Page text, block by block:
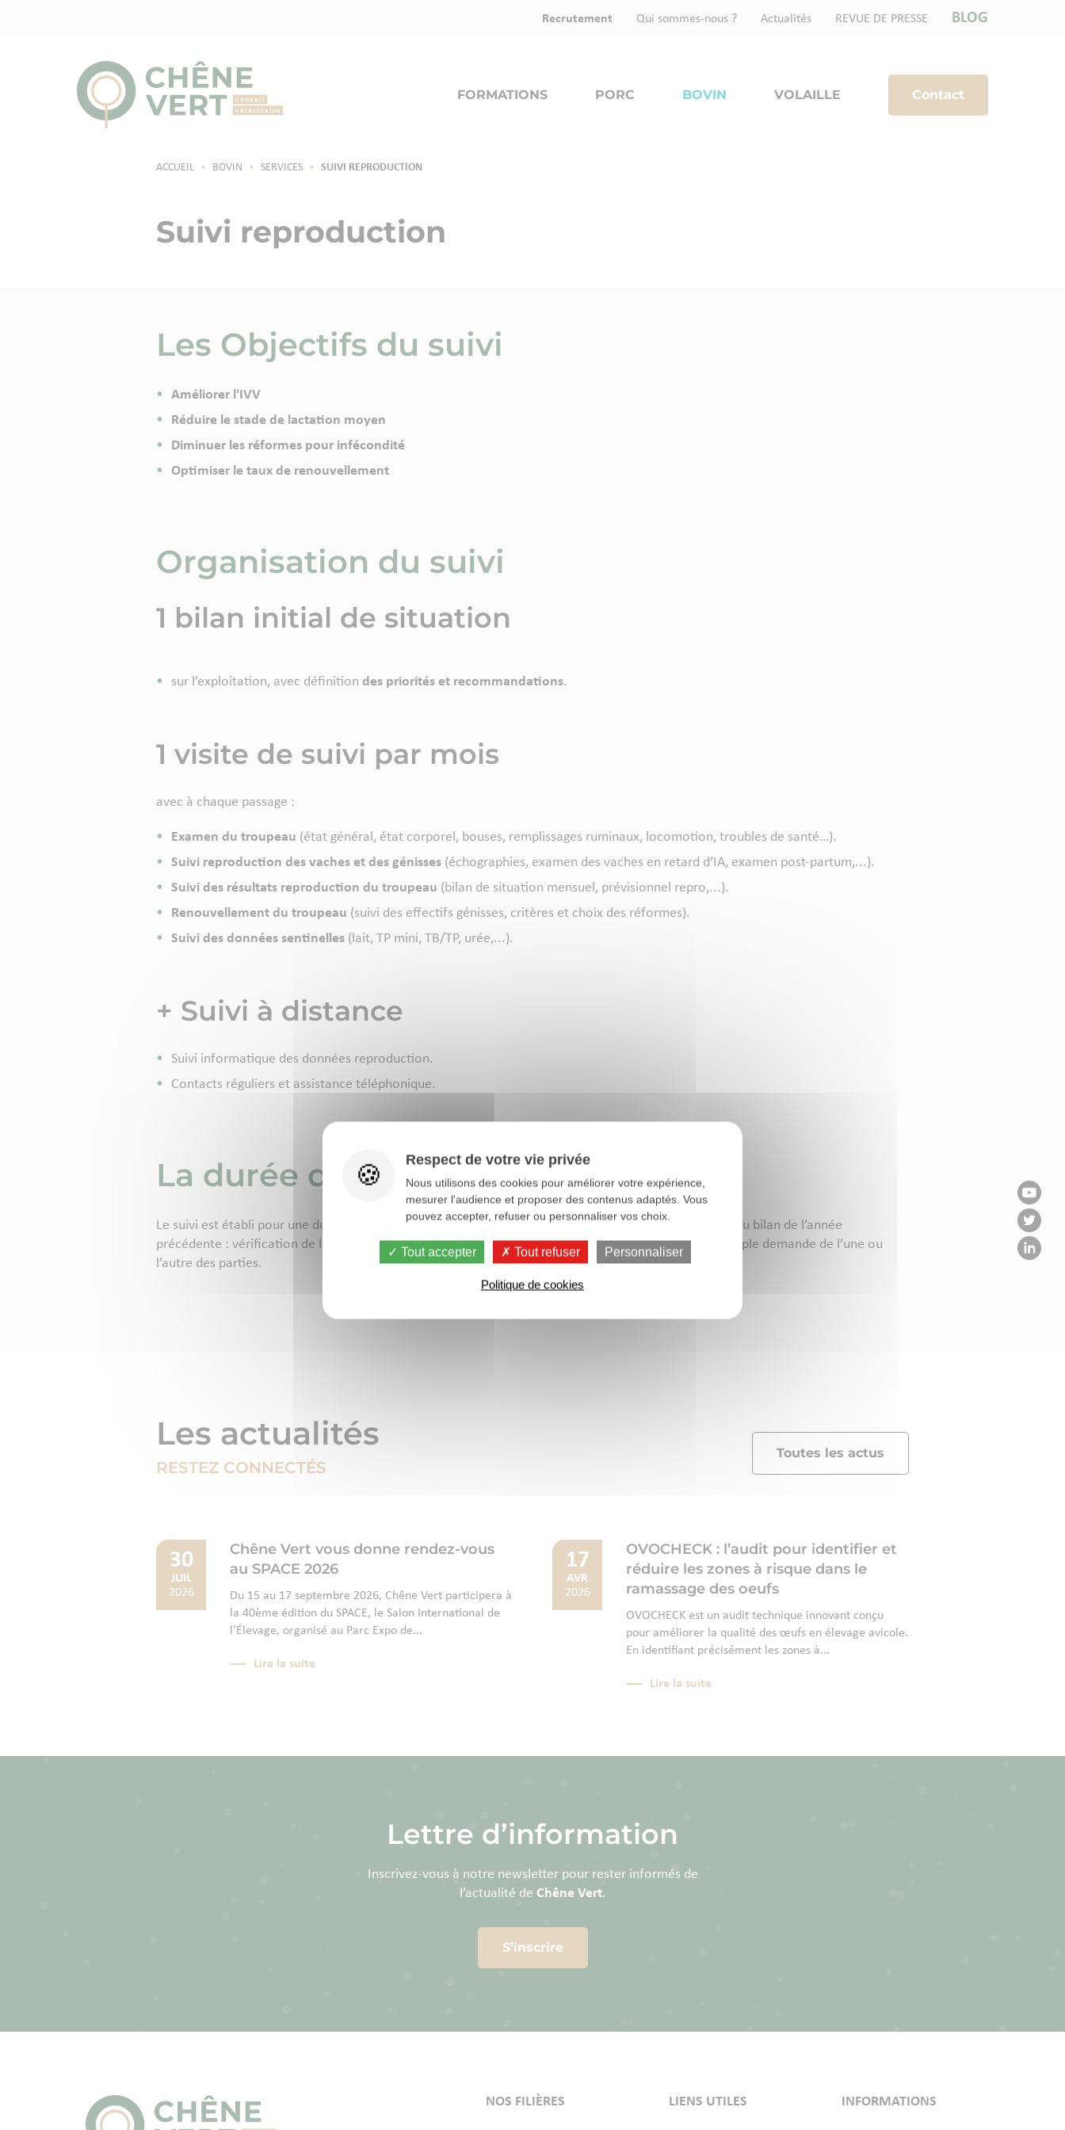
Recrutement Qui sommes-nous ? Actualités REVUE DE PRESSE BLOG
FORMATIONS PORC BOVIN VOLAILLE Contact
ACCUEIL • BOVIN • SERVICES • SUIVI REPRODUCTION
Suivi reproduction
Les Objectifs du suivi
Améliorer l'IVV
Réduire le stade de lactation moyen
Diminuer les réformes pour infécondité
Optimiser le taux de renouvellement
Organisation du suivi
1 bilan initial de situation
sur l’exploitation, avec définition des priorités et recommandations.
1 visite de suivi par mois
avec à chaque passage :
Examen du troupeau (état général, état corporel, bouses, remplissages ruminaux, locomotion, troubles de santé…).
Suivi reproduction des vaches et des génisses (échographies, examen des vaches en retard d’IA, examen post-partum,...).
Suivi des résultats reproduction du troupeau (bilan de situation mensuel, prévisionnel repro,...).
Renouvellement du troupeau (suivi des effectifs génisses, critères et choix des réformes).
Suivi des données sentinelles (lait, TP mini, TB/TP, urée,...).
+ Suivi à distance
Suivi informatique des données reproduction.
Contacts réguliers et assistance téléphonique.
La durée du suivi
Le suivi est établi pour une durée de un an, renouvelable selon les mêmes modalités avec réalisation du bilan de l’année
précédente : vérification de la réalisation des objectifs. Il peut être interrompu à tout moment sur simple demande de l’une ou
l’autre des parties.
Les actualités
RESTEZ CONNECTÉS
30
JUIL
2026
Chêne Vert vous donne rendez-vous
au SPACE 2026
Du 15 au 17 septembre 2026, Chêne Vert participera à
la 40ème édition du SPACE, le Salon International de
l'Élevage, organisé au Parc Expo de...
Lire la suite
17
AVR
2026
OVOCHECK : l’audit pour identifier et
réduire les zones à risque dans le
ramassage des oeufs
OVOCHECK est un audit technique innovant conçu
pour améliorer la qualité des œufs en élevage avicole.
En identifiant précisément les zones à...
Lire la suite
Toutes les actus
Lettre d’information
Inscrivez-vous à notre newsletter pour rester informés de
l’actualité de Chêne Vert.
S’inscrire
NOS FILIÈRES LIENS UTILES INFORMATIONS
Respect de votre vie privée
Nous utilisons des cookies pour améliorer votre expérience,
mesurer l'audience et proposer des contenus adaptés. Vous
pouvez accepter, refuser ou personnaliser vos choix.
Tout accepter Tout refuser Personnaliser
Politique de cookies